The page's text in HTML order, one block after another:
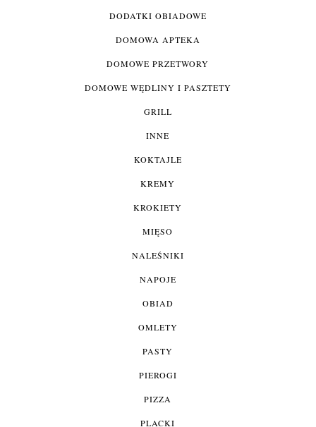
DODATKI OBIADOWE
DOMOWA APTEKA
DOMOWE PRZETWORY
DOMOWE WĘDLINY I PASZTETY
GRILL
INNE
KOKTAJLE
KREMY
KROKIETY
MIĘSO
NALEŚNIKI
NAPOJE
OBIAD
OMLETY
PASTY
PIEROGI
PIZZA
PLACKI